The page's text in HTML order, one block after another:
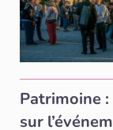
Patrimoine
sur